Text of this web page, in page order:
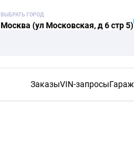
ВЫБРАТЬ ГОРОД
Москва (ул Московская, д 6 стр 5)
ЗаказыVIN-запросыГараж